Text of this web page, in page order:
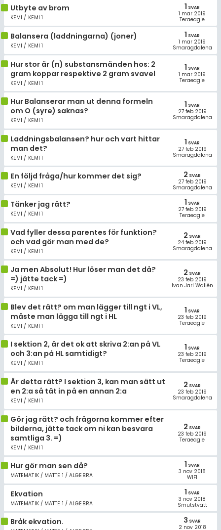
Utbyte av brom
KEMI / KEMI 1
1 SVAR
1 mar 2019
Teraeagle
Balansera (laddningarna) (joner)
KEMI / KEMI 1
1 SVAR
1 mar 2019
Smaragdalena
Hur stor är (n) substansmänden hos: 2
gram koppar respektive 2 gram svavel
KEMI / KEMI 1
1 SVAR
1 mar 2019
Teraeagle
Hur Balanserar man ut denna formeln
om O (syre) saknas?
KEMI / KEMI 1
1 SVAR
27 feb 2019
Smaragdalena
Laddningsbalansen? hur och vart hittar
man det?
KEMI / KEMI 1
1 SVAR
27 feb 2019
Smaragdalena
En följd fråga/hur kommer det sig?
KEMI / KEMI 1
2 SVAR
27 feb 2019
Smaragdalena
Tänker jag rätt?
KEMI / KEMI 1
1 SVAR
27 feb 2019
Teraeagle
Vad fyller dessa parentes för funktion?
och vad gör man med de?
KEMI / KEMI 1
2 SVAR
24 feb 2019
Smaragdalena
Ja men Absolut! Hur löser man det då?
=) jätte tack =)
KEMI / KEMI 1
2 SVAR
23 feb 2019
Ivan Jarl Wallén
Blev det rätt? om man lägger till ngt i VL,
måste man lägga till ngt i HL
KEMI / KEMI 1
1 SVAR
23 feb 2019
Teraeagle
I sektion 2, är det ok att skriva 2:an på VL
och 3:an på HL samtidigt?
KEMI / KEMI 1
1 SVAR
23 feb 2019
Teraeagle
Är detta rätt? I sektion 3, kan man sätt ut
en 2:a så tät in på en annan 2:a
KEMI / KEMI 1
2 SVAR
23 feb 2019
Smaragdalena
Gör jag rätt? och frågorna kommer efter
bilderna, jätte tack om ni kan besvara
samtliga 3. =)
KEMI / KEMI 1
2 SVAR
23 feb 2019
Teraeagle
Hur gör man sen då?
MATEMATIK / MATTE 1 / ALGEBRA
1 SVAR
3 nov 2018
WIFI
Ekvation
MATEMATIK / MATTE 1 / ALGEBRA
1 SVAR
3 nov 2018
Smutstvätt
Bråk ekvation. 3 SVAR
2 nov 2018